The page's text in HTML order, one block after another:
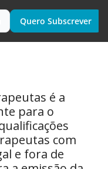
Quero Subscrever
é a
para o
com
e fora de